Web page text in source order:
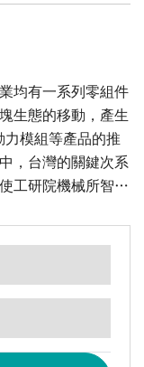
均有一系列零組件
生態的移動，產生
力模組等產品的推
，台灣的關鍵次系
工研院機械所智慧
術專題，提供給專
領域發展方向。